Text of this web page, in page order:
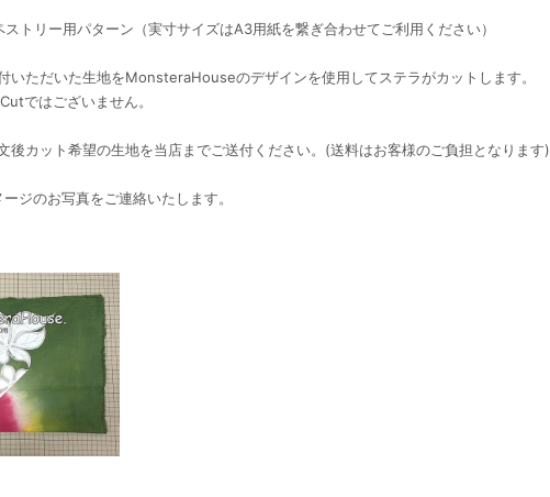
トリー用パターン（実寸サイズはA3用紙を繋ぎ合わせてご利用ください）
いただいた生地をMonsteraHouseのデザインを使用してステラがカットします。
ではございません。
カット希望の生地を当店までご送付ください。(送料はお客様のご負担となります)
ジのお写真をご連絡いたします。